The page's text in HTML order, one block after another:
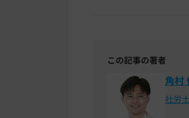
この記事の著者
角村
社労